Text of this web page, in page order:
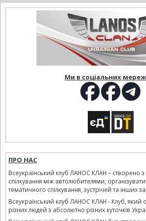
Ми в соціальних
ПРО НАС
Всеукраїнський клуб ЛАНОС КЛАН – створено
спілкування між автолюбителями, організувати
тематичного спілкування, зустрічей та інших
Всеукраїнський клуб ЛАНОС КЛАН - Клуб, який
різних людей з абсолютно різних куточків